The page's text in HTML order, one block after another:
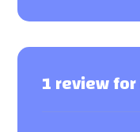
1 review for